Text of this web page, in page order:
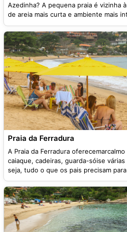
Azedinha? A pequena praia é vizinha
de areia mais curta e ambiente mais
Praia da Ferradura
A Praia da Ferradura
caiaque, cadeiras, guarda-sóise
seja, tudo o que os pais precisam